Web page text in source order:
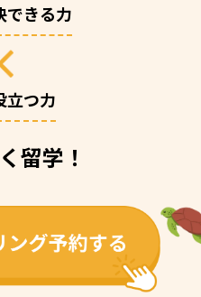
できる力
立つ力
留学！